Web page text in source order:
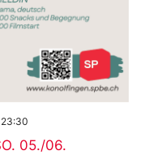
05./06.
23:30